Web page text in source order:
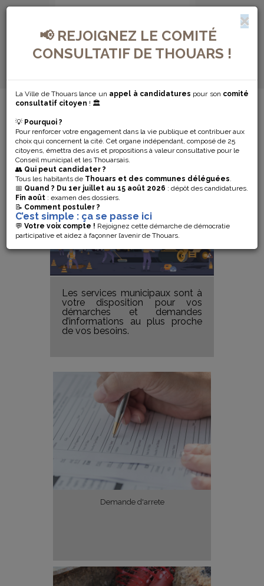
📢 REJOIGNEZ LE COMITÉ
CONSULTATIF DE THOUARS !
La Ville de Thouars lance un appel à candidatures pour son comité
consultatif citoyen ! 🏛️
💡 Pourquoi ?
Pour renforcer votre engagement dans la vie publique et contribuer aux
choix qui concernent la cité. Cet organe indépendant, composé de 25
citoyens, émettra des avis et propositions à valeur consultative pour le
Conseil municipal et les Thouarsais.
👥 Qui peut candidater ?
Tous les habitants de Thouars et des communes déléguées.
📅 Quand ? Du 1er juillet au 15 août 2026 : dépôt des candidatures.
Fin août : examen des dossiers.
📝 Comment postuler ?
C’est simple : ça se passe ici
💬 Votre voix compte ! Rejoignez cette démarche de démocratie
participative et aidez à façonner l’avenir de Thouars.
MENU DE NAVIGATION...
DÉMARCHES
POUR LES
PARTICULIERS
Les services municipaux sont à
votre disposition pour vos
démarches et demandes
d’informations au plus proche
de vos besoins.
Demande d'arrete